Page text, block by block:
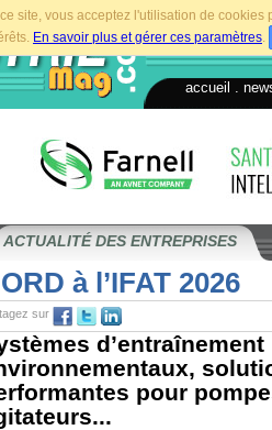
site, vous acceptez l'utilisation de
En savoir plus et gérer ces paramètres.
accueil
ACTUALITÉ DES ENTREPRISES
à l’IFAT 2026
sur
pour